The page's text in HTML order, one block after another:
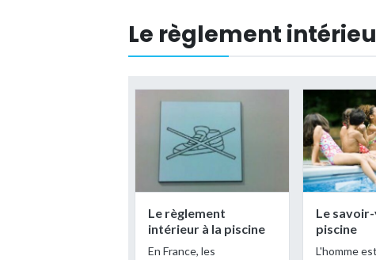
Le règlement
Le règlement
intérieur à la piscine
En France, les
Le
piscine
L'homme